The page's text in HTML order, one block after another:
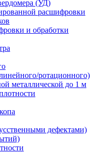
(УД)
расшифровки
и обработки
ротационного)
металлической до 1 м
дефектами)